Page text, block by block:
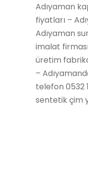
Adıyaman
fiyatları –
Adıyaman
imalat
üretim
–
telefon 0532
sentetik çim